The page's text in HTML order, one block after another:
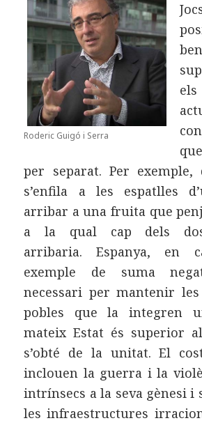
Roderic Guigó i Serra
per separat. Per
s’enfila a les espatlles
arribar a una fruita que
a la qual cap dels
arribaria. Espanya, en
exemple de suma
necessari per mantenir
pobles que la integren
mateix Estat és superior
s’obté de la unitat. El
inclouen la guerra i la
intrínsecs a la seva gènesi i
les infraestructures